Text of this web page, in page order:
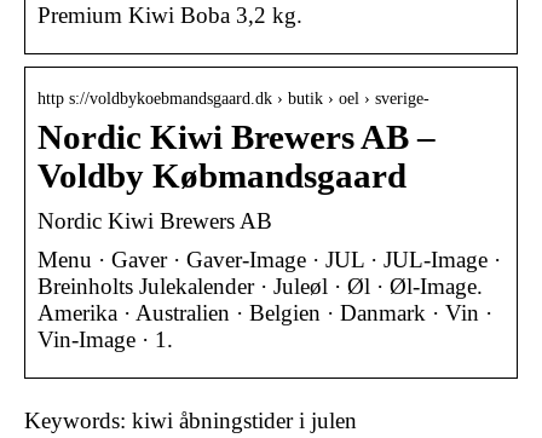
Premium Kiwi Boba 3,2 kg.
http s://voldbykoebmandsgaard.dk › butik › oel › sverige-
Nordic Kiwi Brewers AB –
Voldby Købmandsgaard
Nordic Kiwi Brewers AB
Menu · Gaver · Gaver-Image · JUL · JUL-Image ·
Breinholts Julekalender · Juleøl · Øl · Øl-Image.
Amerika · Australien · Belgien · Danmark · Vin ·
Vin-Image · 1.
Keywords: kiwi åbningstider i julen